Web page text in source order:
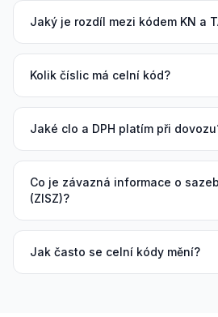
Jaký je rozdíl mezi kódem KN a
Kolik číslic má celní kód?
Jaké clo a DPH platím při
Co je závazná informace o
(ZISZ)?
Jak často se celní kódy mění?